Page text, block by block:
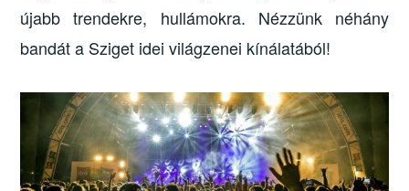
újabb trendekre, hullámokra. Nézzünk néhány
bandát a Sziget idei világzenei kínálatából!